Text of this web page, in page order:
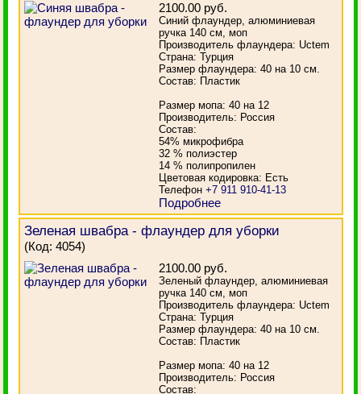
2100.00 руб.
Синий флаундер, алюминиевая
ручка 140 см, моп
Производитель флаундера: Uctem
Страна: Турция
Размер флаундера: 40 на 10 см.
Состав: Пластик
Размер мопа: 40 на 12
Производитель: Россия
Состав:
54% микрофибра
32 % полиэстер
14 % полипропилен
Цветовая кодировка: Есть
Телефон+7 911 910-41-13
Подробнее
Зеленая швабра - флаундер для уборки
(Код:4054)
2100.00 руб.
Зеленый флаундер, алюминиевая
ручка 140 см, моп
Производитель флаундера: Uctem
Страна: Турция
Размер флаундера: 40 на 10 см.
Состав: Пластик
Размер мопа: 40 на 12
Производитель: Россия
Состав: